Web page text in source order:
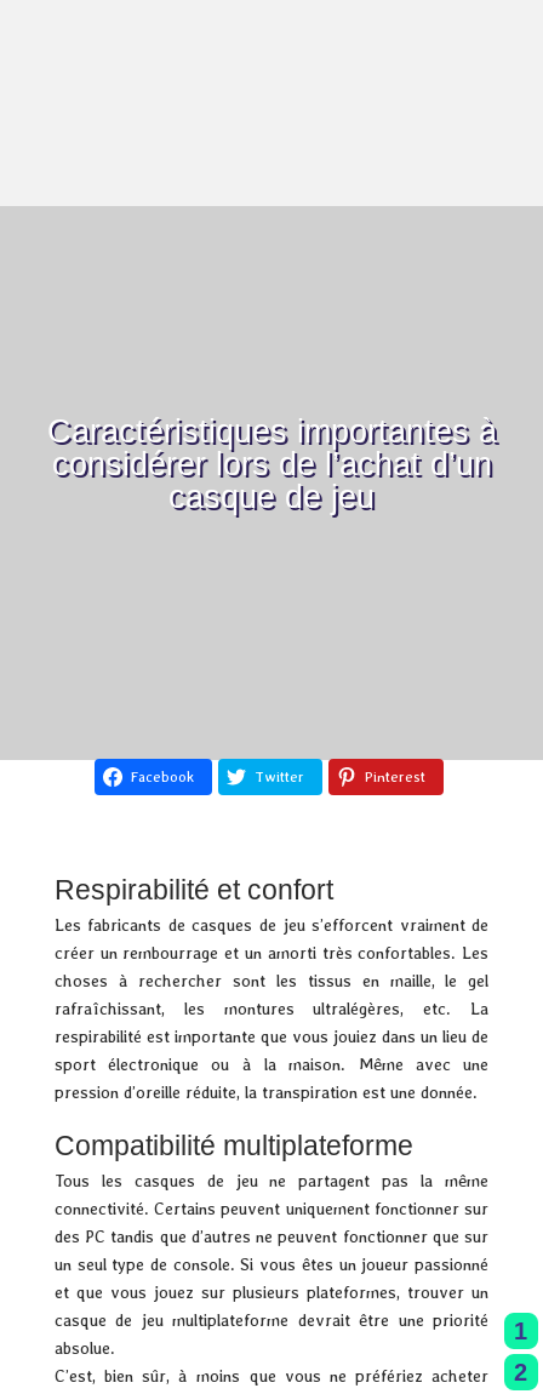
Caractéristiques importantes à
considérer lors de l’achat d’un
casque de jeu
Facebook Twitter Pinterest
Respirabilité et confort
Les fabricants de casques de jeu s’efforcent vraiment de
créer un rembourrage et un amorti très confortables. Les
choses à rechercher sont les tissus en maille, le gel
rafraîchissant, les montures ultralégères, etc. La
respirabilité est importante que vous jouiez dans un lieu de
sport électronique ou à la maison. Même avec une
pression d’oreille réduite, la transpiration est une donnée.
Compatibilité multiplateforme
Tous les casques de jeu ne partagent pas la même
connectivité. Certains peuvent uniquement fonctionner sur
des PC tandis que d’autres ne peuvent fonctionner que sur
un seul type de console. Si vous êtes un joueur passionné
et que vous jouez sur plusieurs plateformes, trouver un
casque de jeu multiplateforme devrait être une priorité
absolue.
C’est, bien sûr, à moins que vous ne préfériez acheter
1
2